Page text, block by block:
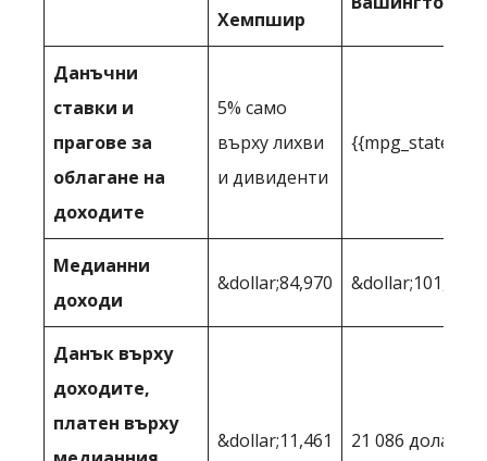
Хемпшир
Данъчни
ставки и
прагове за
облагане на
доходите
5% само
върху лихви
и дивиденти
Медианни
доходи
&dollar;84,970 &dollar;101,700
Данък върху
доходите,
платен върху
&dollar;11,461 21 086 долара